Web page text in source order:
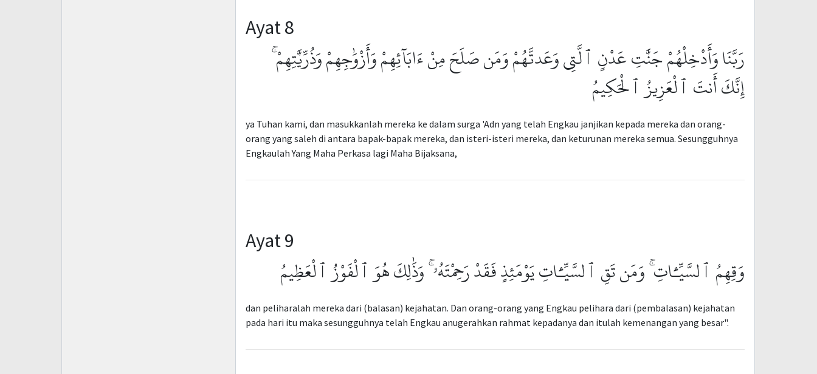
Ayat 8
رَبَّنَا وَأَدْخِلْهُمْ جَنَّٰتِ عَدْنٍ ٱلَّتِى وَعَدتَّهُمْ وَمَن صَلَحَ مِنْ ءَابَآئِهِمْ وَأَزْوَٰجِهِمْ وَذُرِّيَّٰتِهِمْ ۚ
إِنَّكَ أَنتَ ٱلْعَزِيزُ ٱلْحَكِيمُ
ya Tuhan kami, dan masukkanlah mereka ke dalam surga 'Adn yang telah Engkau janjikan kepada mereka dan orang-
orang yang saleh di antara bapak-bapak mereka, dan isteri-isteri mereka, dan keturunan mereka semua. Sesungguhnya
Engkaulah Yang Maha Perkasa lagi Maha Bijaksana,
Ayat 9
وَقِهِمُ ٱلسَّيِّـَٔاتِ ۚ وَمَن تَقِ ٱلسَّيِّـَٔاتِ يَوْمَئِذٍ فَقَدْ رَحِمْتَهُۥ ۚ وَذَٰلِكَ هُوَ ٱلْفَوْزُ ٱلْعَظِيمُ
dan peliharalah mereka dari (balasan) kejahatan. Dan orang-orang yang Engkau pelihara dari (pembalasan) kejahatan
pada hari itu maka sesungguhnya telah Engkau anugerahkan rahmat kepadanya dan itulah kemenangan yang besar".